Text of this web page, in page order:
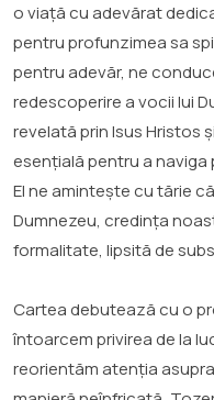
o viață cu adevărat
pentru profunzimea sa
pentru adevăr, ne
redescoperire a vocii lui
revelată prin Isus Hristos
esențială pentru a
El ne amintește cu tărie
Dumnezeu, credința
formalitate, lipsită de
Cartea debutează cu o
întoarcem privirea de la
reorientăm atenția